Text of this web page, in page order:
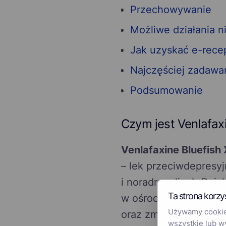
Przechowywanie
Możliwe działania
Jak uzyskać e-
Najczęściej
Podsumowanie
Czym jest
Venlafaxine Bluefish
– lek
i noradrenaliny).
w ośrodkowym
oraz zmniejszenie
Ta strona
Używamy
wszystkie lub